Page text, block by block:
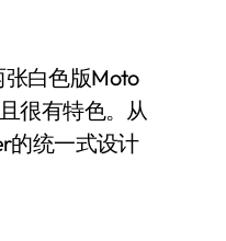
白色版Moto
很有特色。从
的统一式设计